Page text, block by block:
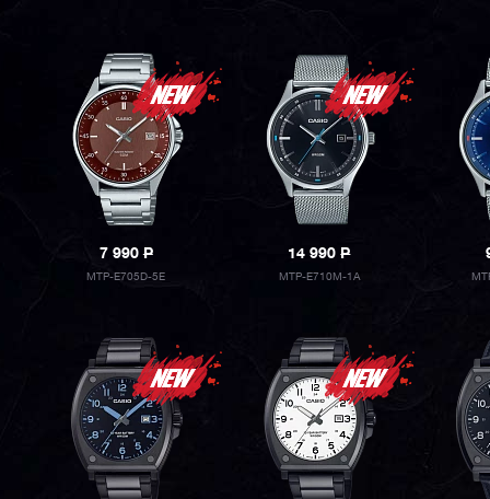
7 990P
MTP-E705D-5E
14 990P
MTP-E710M-1A